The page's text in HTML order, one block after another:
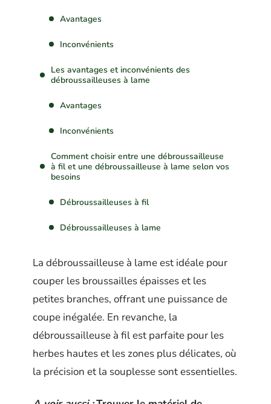
Avantages
Inconvénients
Les avantages et inconvénients des
débroussailleuses à lame
Avantages
Inconvénients
Comment choisir entre une débroussailleuse
à fil et une débroussailleuse à lame selon vos
besoins
Débroussailleuses à fil
Débroussailleuses à lame
La débroussailleuse à lame est idéale pour
couper les broussailles épaisses et les
petites branches, offrant une puissance de
coupe inégalée. En revanche, la
débroussailleuse à fil est parfaite pour les
herbes hautes et les zones plus délicates, où
la précision et la souplesse sont essentielles.